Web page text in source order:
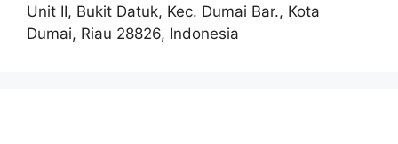
Unit II, Bukit Datuk, Kec. Dumai Bar., Kota
Dumai, Riau 28826, Indonesia